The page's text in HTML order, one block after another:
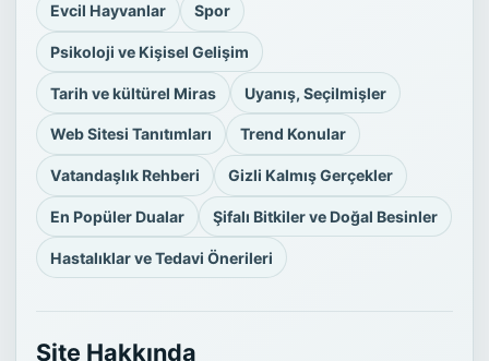
Evcil Hayvanlar Spor
Psikoloji ve Kişisel Gelişim
Tarih ve kültürel Miras Uyanış, Seçilmişler
Web Sitesi Tanıtımları Trend Konular
Vatandaşlık Rehberi Gizli Kalmış Gerçekler
En Popüler Dualar Şifalı Bitkiler ve Doğal Besinler
Hastalıklar ve Tedavi Önerileri
Site Hakkında